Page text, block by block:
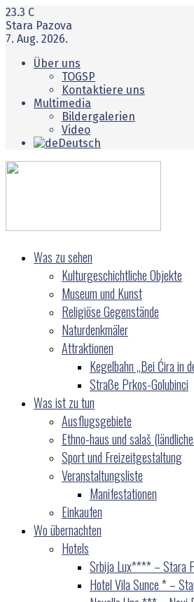
23.3 C
Stara Pazova
7. Aug. 2026.
Über uns
TOGSP
Kontaktiere uns
Multimedia
Bildergalerien
Video
Deutsch
Was zu sehen
Kulturgeschichtliche Objekte
Museum und Kunst
Religiöse Gegenstände
Naturdenkmäler
Attraktionen
Kegelbahn „Bei Ćira in
Straße Prkos-Golubinci
Was ist zu tun
Ausflugsgebiete
Ethno-haus und salaš
Sport und Freizeitgestaltung
Veranstaltungsliste
Manifestationen
Einkaufen
Wo übernachten
Hotels
Srbija Lux**** – Stara
Hotel Vila Sunce * –